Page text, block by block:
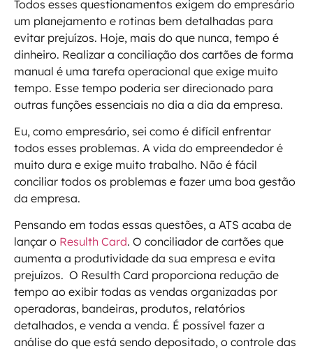
Todos esses questionamentos exigem do empresário
um planejamento e rotinas bem detalhadas para
evitar prejuízos. Hoje, mais do que nunca, tempo é
dinheiro. Realizar a conciliação dos cartões de forma
manual é uma tarefa operacional que exige muito
tempo. Esse tempo poderia ser direcionado para
outras funções essenciais no dia a dia da empresa.
Eu, como empresário, sei como é difícil enfrentar
todos esses problemas. A vida do empreendedor é
muito dura e exige muito trabalho. Não é fácil
conciliar todos os problemas e fazer uma boa gestão
da empresa.
Pensando em todas essas questões, a ATS acaba de
lançar o Resulth Card. O conciliador de cartões que
aumenta a produtividade da sua empresa e evita
prejuízos. O Resulth Card proporciona redução de
tempo ao exibir todas as vendas organizadas por
operadoras, bandeiras, produtos, relatórios
detalhados, e venda a venda. É possível fazer a
análise do que está sendo depositado, o controle das